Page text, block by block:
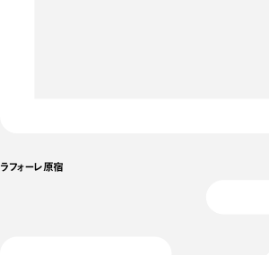
ラフォーレ原宿